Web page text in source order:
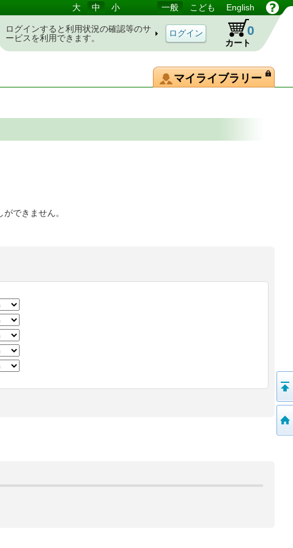
大 中 小 一般 こども English
ログインすると利用状況の確認等のサ
ービスを利用できます。
カート
0
マイライブラリー
できません。